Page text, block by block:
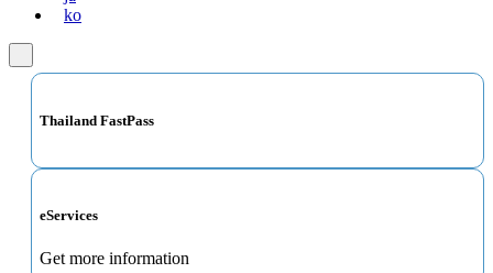
ko
Thailand FastPass
eServices
Get more information